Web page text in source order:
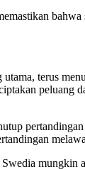
terus
peluang
mungkin